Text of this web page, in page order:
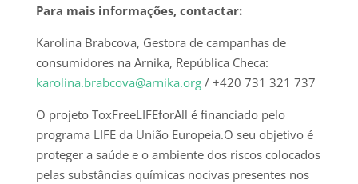
Para mais informações, contactar:
Karolina Brabcova, Gestora de campanhas de
consumidores na Arnika, República Checa:
karolina.brabcova@arnika.org/ +420 731 321 737
O projeto ToxFreeLIFEforAll é financiado pelo
programa LIFE da União Europeia.O seu objetivo é
proteger a saúde e o ambiente dos riscos colocados
pelas substâncias químicas nocivas presentes nos